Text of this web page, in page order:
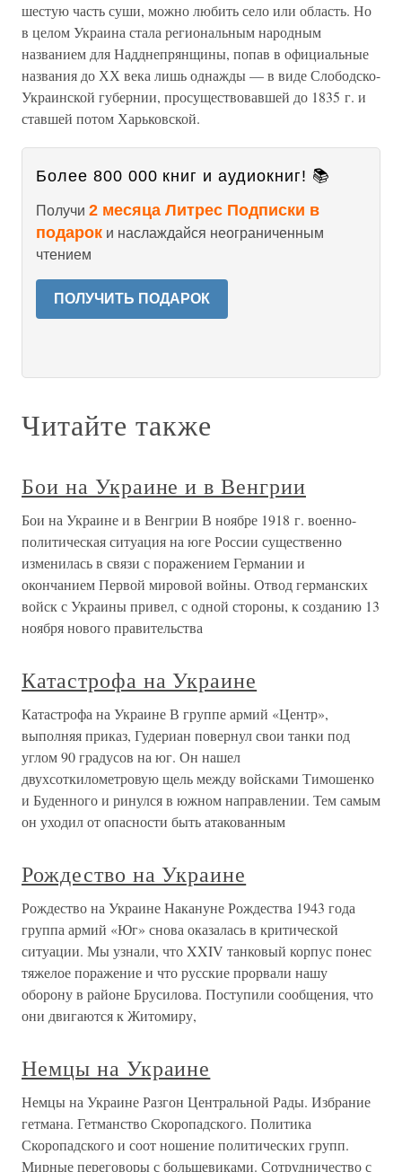
шестую часть суши, можно любить село или область. Но
в целом Украина стала региональным народным
названием для Надднепрянщины, попав в официальные
названия до ХХ века лишь однажды — в виде Слободско-
Украинской губернии, просуществовавшей до 1835 г. и
ставшей потом Харьковской.
Более 800 000 книг и аудиокниг! 📚
Получи 2 месяца Литрес Подписки в
подарок и наслаждайся неограниченным
чтением
ПОЛУЧИТЬ ПОДАРОК
Читайте также
Бои на Украине и в Венгрии
Бои на Украине и в Венгрии В ноябре 1918 г. военно-
политическая ситуация на юге России существенно
изменилась в связи с поражением Германии и
окончанием Первой мировой войны. Отвод германских
войск с Украины привел, с одной стороны, к созданию 13
ноября нового правительства
Катастрофа на Украине
Катастрофа на Украине В группе армий «Центр»,
выполняя приказ, Гудериан повернул свои танки под
углом 90 градусов на юг. Он нашел
двухсоткилометровую щель между войсками Тимошенко
и Буденного и ринулся в южном направлении. Тем самым
он уходил от опасности быть атакованным
Рождество на Украине
Рождество на Украине Накануне Рождества 1943 года
группа армий «Юг» снова оказалась в критической
ситуации. Мы узнали, что XXIV танковый корпус понес
тяжелое поражение и что русские прорвали нашу
оборону в районе Брусилова. Поступили сообщения, что
они двигаются к Житомиру,
Немцы на Украине
Немцы на Украине Разгон Центральной Рады. Избрание
гетмана. Гетманство Скоропадского. Политика
Скоропадского и соот ношение политических групп.
Мирные переговоры с большевиками. Сотрудничество с